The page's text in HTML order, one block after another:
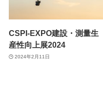
CSPI-EXPO建設・測量生
産性向上展2024
2024年2月11日